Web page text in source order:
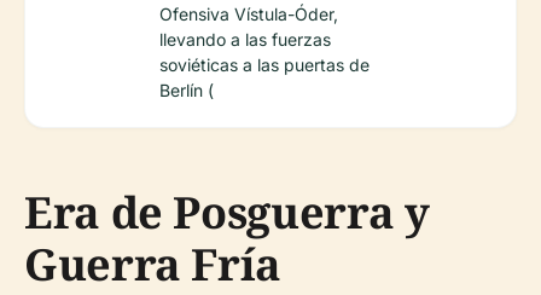
Ofensiva Vístula-Óder,
llevando a las fuerzas
soviéticas a las puertas de
Berlín (
Era de Posguerra y
Guerra Fría